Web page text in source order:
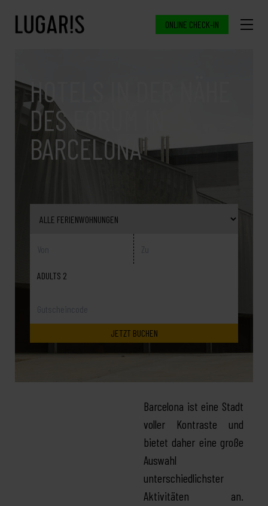
ONLINE CHECK-IN
HOTELS IN DER NÄHE
DES FORUM IN
BARCELONA
ADULTS 2
Barcelona ist eine Stadt
voller Kontraste und
bietet daher eine große
Auswahl
unterschiedlichster
Aktivitäten an.